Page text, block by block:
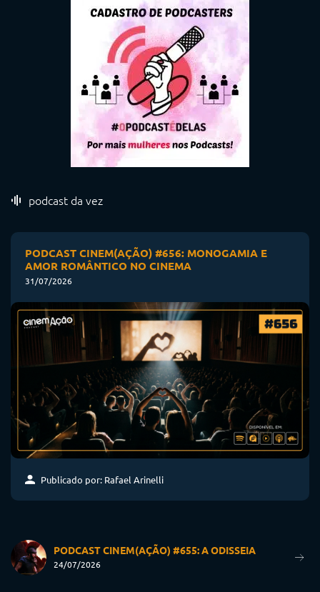
podcast da vez
PODCAST CINEM(AÇÃO) #656: MONOGAMIA E
AMOR ROMÂNTICO NO CINEMA
31/07/2026
Publicado por: Rafael Arinelli
PODCAST CINEM(AÇÃO) #655: A ODISSEIA
24/07/2026